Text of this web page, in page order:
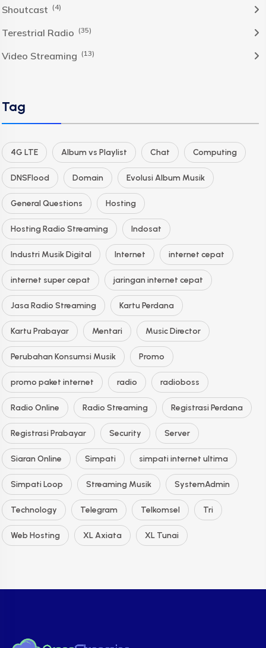
Shoutcast (4)
Terestrial Radio (35)
Video Streaming (13)
Tag
4G LTE Album vs Playlist Chat Computing
DNSFlood Domain Evolusi Album Musik
General Questions Hosting
Hosting Radio Streaming Indosat
Industri Musik Digital Internet internet cepat
internet super cepat jaringan internet cepat
Jasa Radio Streaming Kartu Perdana
Kartu Prabayar Mentari Music Director
Perubahan Konsumsi Musik Promo
promo paket internet radio radioboss
Radio Online Radio Streaming Registrasi Perdana
Registrasi Prabayar Security Server
Siaran Online Simpati simpati internet ultima
Simpati Loop Streaming Musik SystemAdmin
Technology Telegram Telkomsel Tri
Web Hosting XL Axiata XL Tunai